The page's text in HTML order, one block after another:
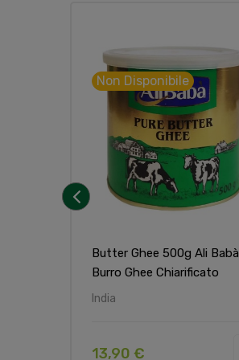
Butter Ghee 500g Ali Babà
Burro Ghee Chiarificato
India
Non Disponibile
13,90 €